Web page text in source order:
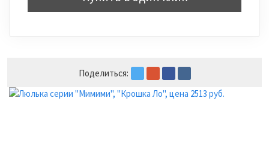
Поделиться: